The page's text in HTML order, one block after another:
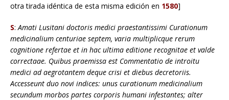
otra tirada idéntica de esta misma edición en 1580]
S:Amati Lusitani doctoris medici praestantissimi Curationum
medicinalium centuriae septem, varia multiplicque rerum
cognitione refertae et in hac ultima editione recognitae et valde
correctaae. Quibus praemissa est Commentatio de introitu
medici ad aegrotantem deque crisi et diebus decretoriis.
Accesseunt duo novi indices: unus curationum medicinalium
secundum morbos partes corporis humani infestantes; alter